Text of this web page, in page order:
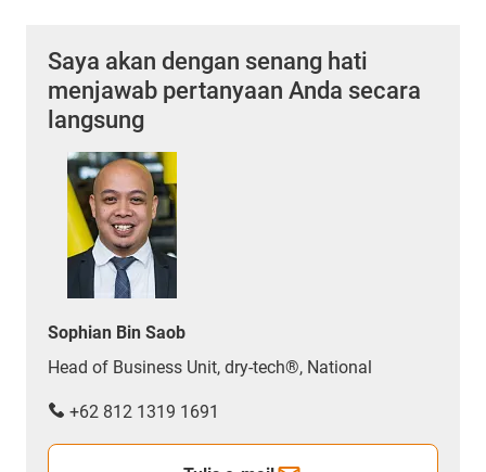
Saya akan dengan senang hati
menjawab pertanyaan Anda secara
langsung
Sophian Bin Saob
Head of Business Unit, dry-tech®, National
+62 812 1319 1691